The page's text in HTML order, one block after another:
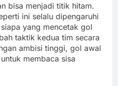
bisa menjadi titik hitam.
ini selalu dipengaruhi
yang mencetak gol
taktik kedua tim secara
ambisi tinggi, gol awal
membaca sisa